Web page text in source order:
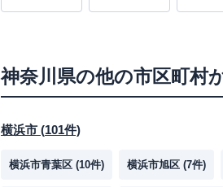
神奈川県の他の市区町村
横浜市 (101件)
横浜市青葉区 (10件) 横浜市旭区 (7件)